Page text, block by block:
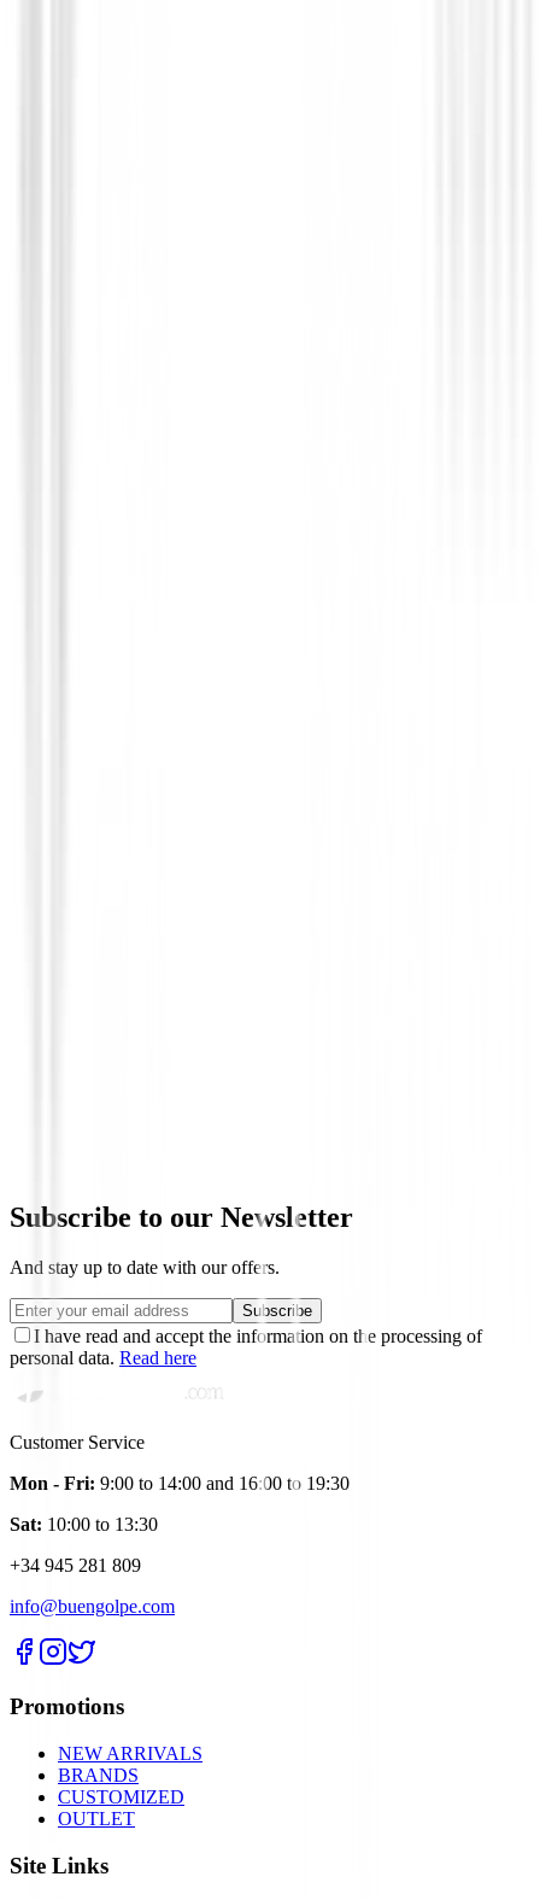
Subscribe to our Newsletter
And stay up to date with our offers.
Subscribe
I have read and accept the information on the processing of
personal data. Read here
Customer Service
Mon - Fri: 9:00 to 14:00 and 16:00 to 19:30
Sat: 10:00 to 13:30
+34 945 281 809
info@buengolpe.com
Promotions
NEW ARRIVALS
BRANDS
CUSTOMIZED
OUTLET
Site Links